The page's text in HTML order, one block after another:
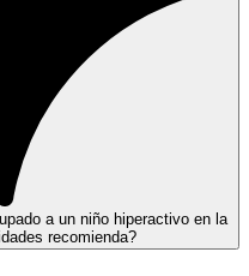
a un niño hiperactivo en la
recomienda?